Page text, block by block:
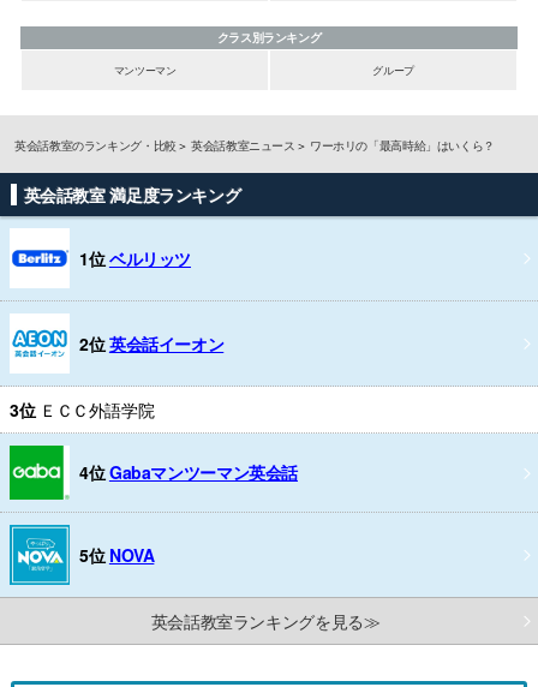
クラス別ランキング
マンツーマン
グループ
英会話教室のランキング・比較 英会話教室ニュース ワーホリの「最高時給」はいくら？
英会話教室 満足度ランキング
1位ベルリッツ
2位英会話イーオン
3位 ＥＣＣ外語学院
4位Gabaマンツーマン英会話
5位 NOVA
英会話教室ランキングを見る≫